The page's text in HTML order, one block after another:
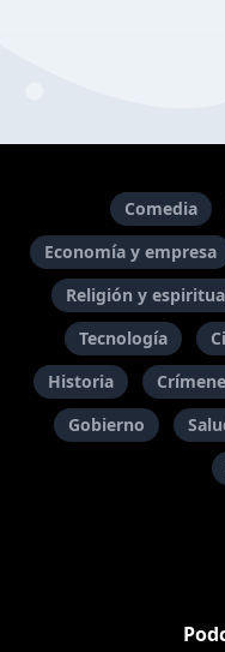
Comedia
Economía y empresa
Religión y
Tecnología
Historia
Gobierno